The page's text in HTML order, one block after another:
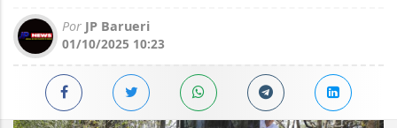
Por JP Barueri
01/10/2025 10:23